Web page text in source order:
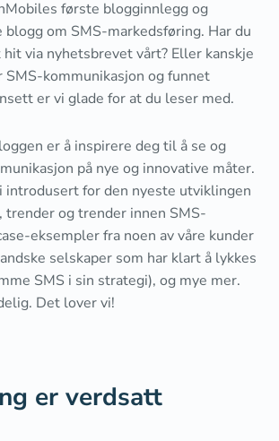
første blogginnlegg og
blogg om SMS-markedsføring. Har du
via nyhetsbrevet vårt? Eller kanskje
kommunikasjon og funnet
er vi glade for at du leser med.
er å inspirere deg til å se og
på nye og innovative måter.
for den nyeste utviklingen
trender og trender innen SMS-
eksempler fra noen av våre kunder
selskaper som har klart å lykkes
SMS i sin strategi), og mye mer.
Det lover vi!
er verdsatt